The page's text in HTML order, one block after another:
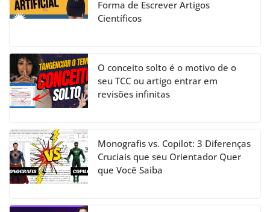
Forma de Escrever Artigos
Científicos
O conceito solto é o motivo de o
seu TCC ou artigo entrar em
revisões infinitas
Monografis vs. Copilot: 3 Diferenças
Cruciais que seu Orientador Quer
que Você Saiba